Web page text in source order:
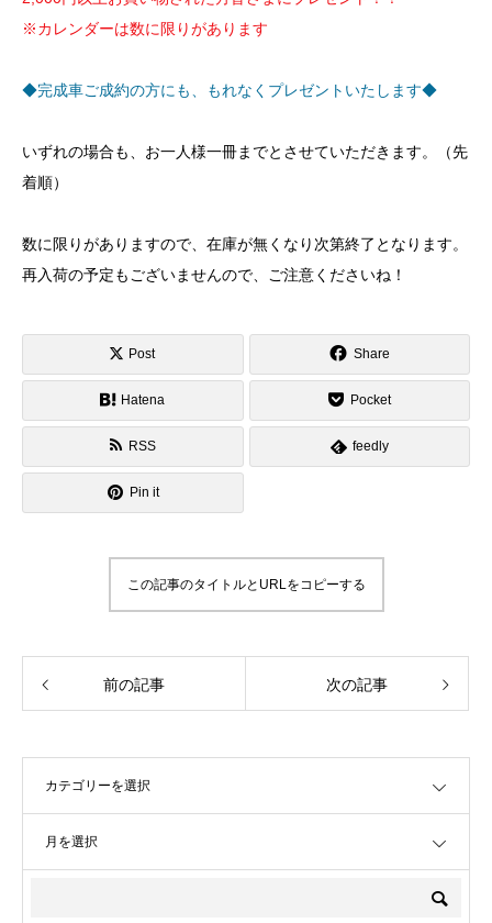
※カレンダーは数に限りがあります
◆完成車ご成約の方にも、もれなくプレゼントいたします◆
いずれの場合も、お一人様一冊までとさせていただきます。（先
着順）
数に限りがありますので、在庫が無くなり次第終了となります。
再入荷の予定もございませんので、ご注意くださいね！
Post Share
Hatena Pocket
RSS feedly
Pin it
この記事のタイトルとURLをコピーする
前の記事 次の記事